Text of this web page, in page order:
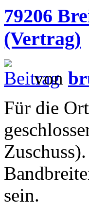
79206
(Vertrag)
von
Für die
sein.